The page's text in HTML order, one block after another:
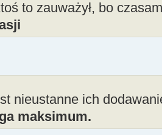
to zauważył, bo
nieustanne ich
maksimum.